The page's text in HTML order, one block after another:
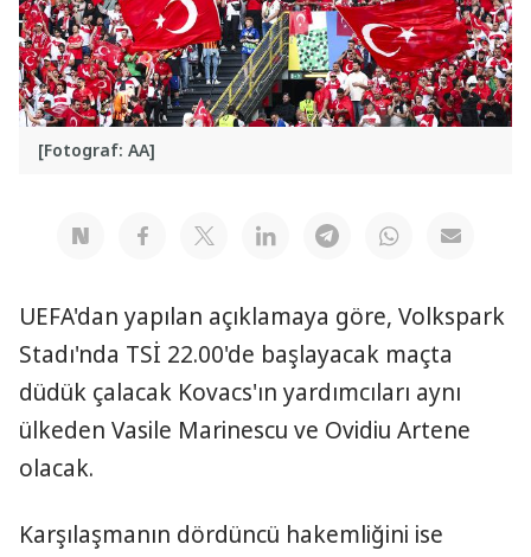
[Fotograf: AA]
UEFA'dan yapılan açıklamaya göre, Volkspark
Stadı'nda TSİ 22.00'de başlayacak maçta
düdük çalacak Kovacs'ın yardımcıları aynı
ülkeden Vasile Marinescu ve Ovidiu Artene
olacak.
Karşılaşmanın dördüncü hakemliğini ise